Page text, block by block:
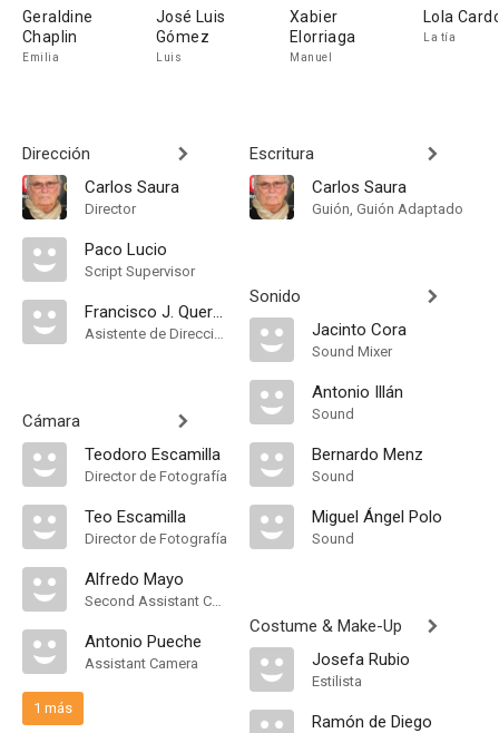
Geraldine
Chaplin
Emilia
José Luis
Gómez
Luis
Xabier
Elorriaga
Manuel
Lola
La tía
Dirección
Carlos Saura
Director
Paco Lucio
Script Supervisor
Francisco J. Querejeta
Asistente de Dirección
Cámara
Teodoro Escamilla
Director de Fotografía
Teo Escamilla
Director de Fotografía
Alfredo Mayo
Second Assistant Camera
Antonio Pueche
Assistant Camera
1 más
Escritura
Carlos Saura
Guión, Guión Adaptado
Sonido
Jacinto Cora
Sound Mixer
Antonio Illán
Sound
Bernardo Menz
Sound
Miguel Ángel Polo
Sound
Costume & Make-Up
Josefa Rubio
Estilista
Ramón de Diego